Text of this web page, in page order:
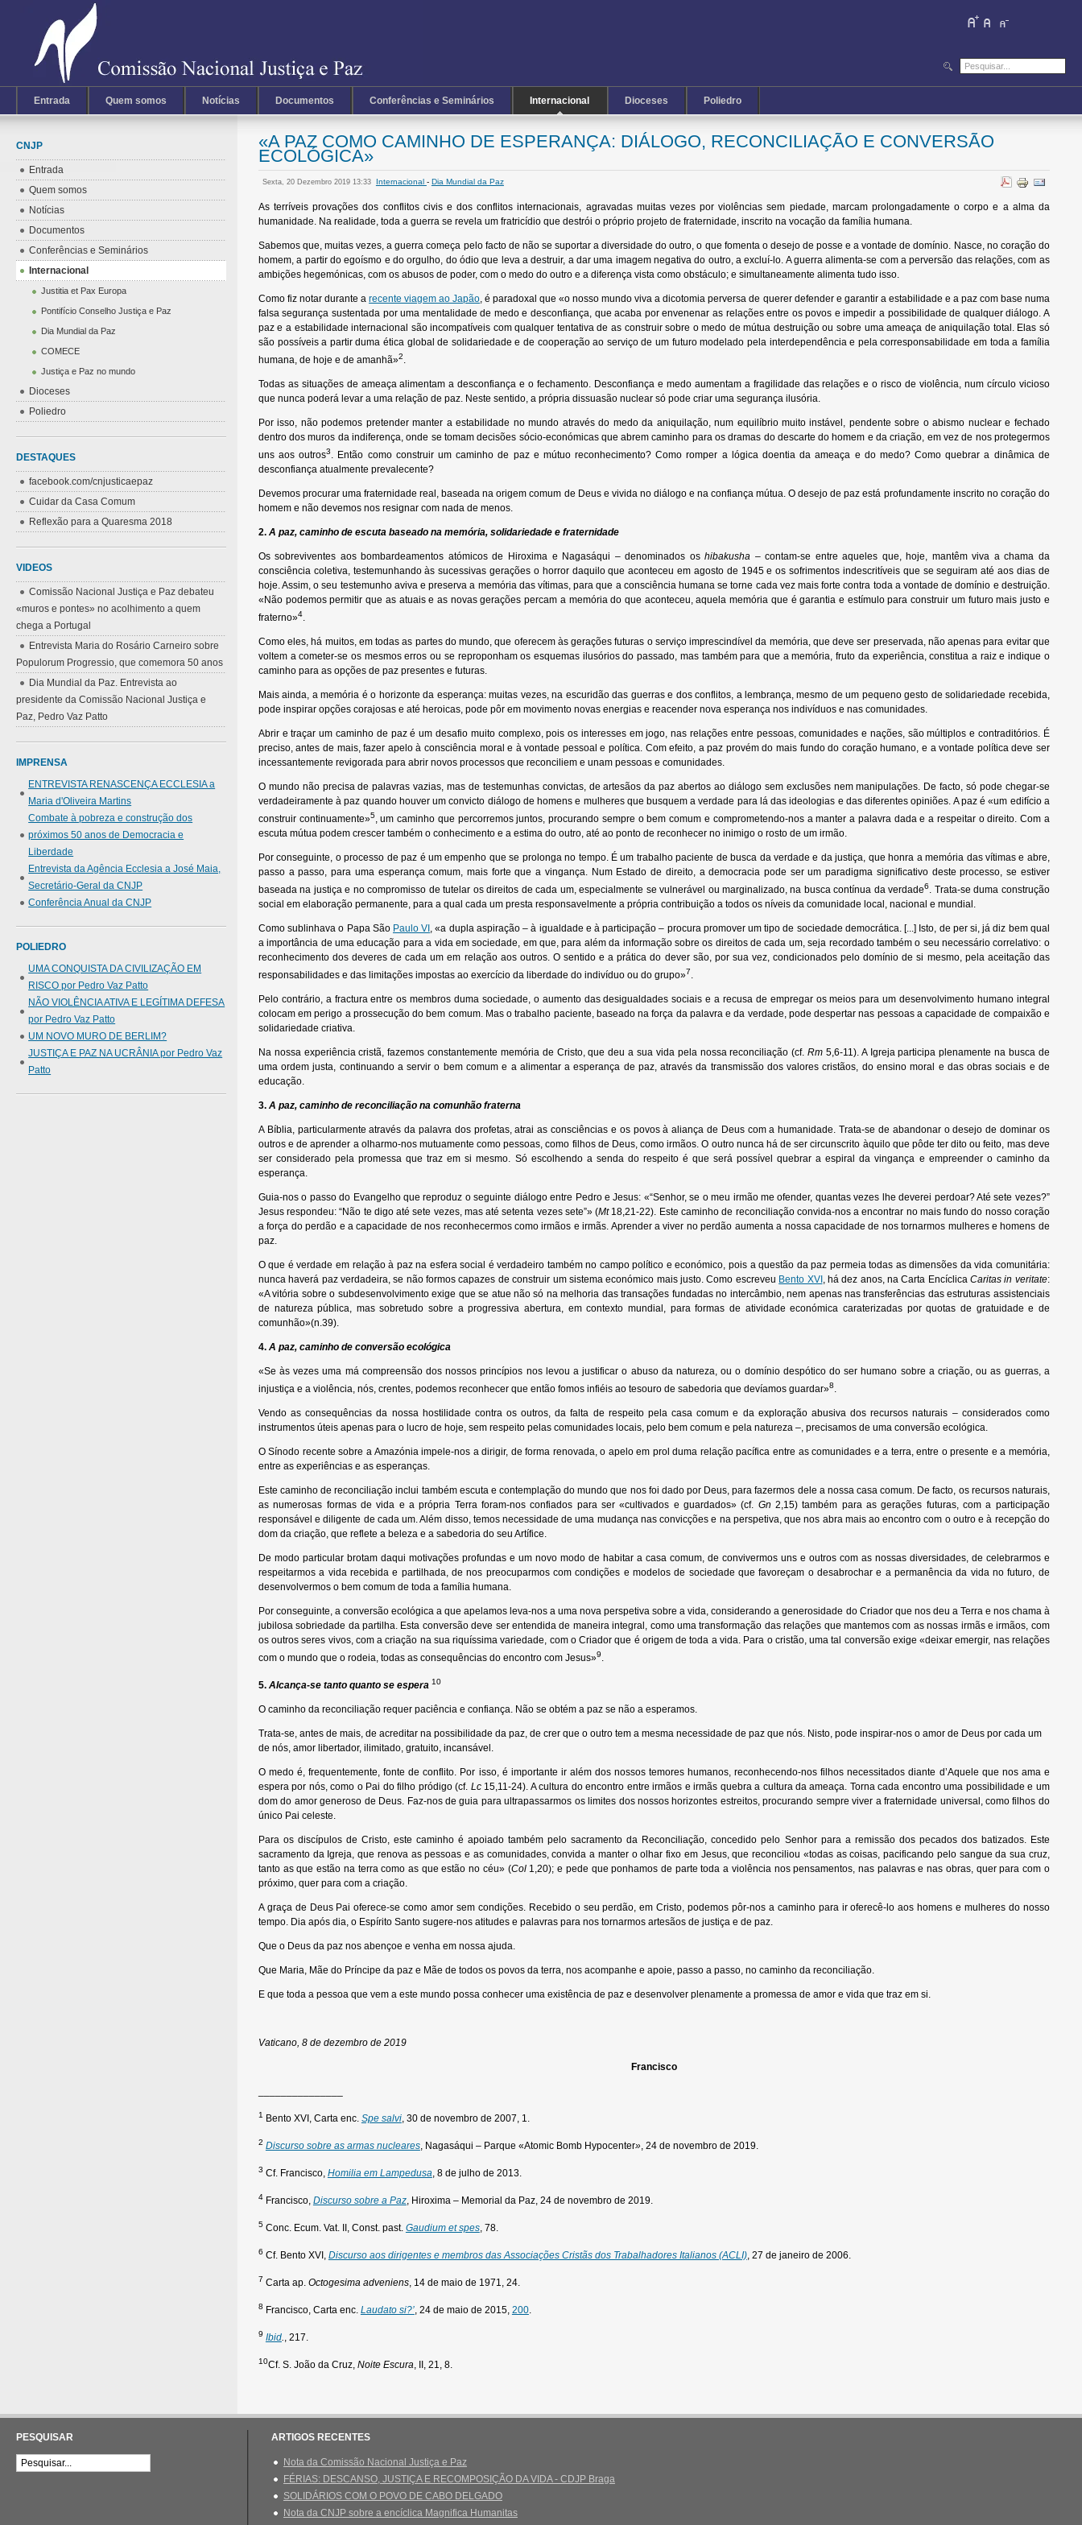
Entrada Quem somos Notícias Documentos Conferências e Seminários Internacional Dioceses Poliedro
«A PAZ COMO CAMINHO DE ESPERANÇA: DIÁLOGO, RECONCILIAÇÃO E CONVERSÃO
ECOLÓGICA»
Sexta, 20 Dezembro 2019 13:33 Internacional - Dia Mundial da Paz
As terríveis provações dos conflitos civis e dos conflitos internacionais, agravadas muitas vezes por violências sem piedade, marcam prolongadamente o corpo e a alma da
humanidade. Na realidade, toda a guerra se revela um fratricídio que destrói o próprio projeto de fraternidade, inscrito na vocação da família humana.
Sabemos que, muitas vezes, a guerra começa pelo facto de não se suportar a diversidade do outro, o que fomenta o desejo de posse e a vontade de domínio. Nasce, no coração do
homem, a partir do egoísmo e do orgulho, do ódio que leva a destruir, a dar uma imagem negativa do outro, a excluí-lo. A guerra alimenta-se com a perversão das relações, com as
ambições hegemónicas, com os abusos de poder, com o medo do outro e a diferença vista como obstáculo; e simultaneamente alimenta tudo isso.
Como fiz notar durante arecente viagem ao Japão, é paradoxal que «o nosso mundo viva a dicotomia perversa de querer defender e garantir a estabilidade e a paz com base numa
falsa segurança sustentada por uma mentalidade de medo e desconfiança, que acaba por envenenar as relações entre os povos e impedir a possibilidade de qualquer diálogo. A
paz e a estabilidade internacional são incompatíveis com qualquer tentativa de as construir sobre o medo de mútua destruição ou sobre uma ameaça de aniquilação total. Elas só
são possíveis a partir duma ética global de solidariedade e de cooperação ao serviço de um futuro modelado pela interdependência e pela corresponsabilidade em toda a família
humana, de hoje e de amanhã»2.
Todas as situações de ameaça alimentam a desconfiança e o fechamento. Desconfiança e medo aumentam a fragilidade das relações e o risco de violência, num círculo vicioso
que nunca poderá levar a uma relação de paz. Neste sentido, a própria dissuasão nuclear só pode criar uma segurança ilusória.
Por isso, não podemos pretender manter a estabilidade no mundo através do medo da aniquilação, num equilíbrio muito instável, pendente sobre o abismo nuclear e fechado
dentro dos muros da indiferença, onde se tomam decisões sócio-económicas que abrem caminho para os dramas do descarte do homem e da criação, em vez de nos protegermos
uns aos outros3. Então como construir um caminho de paz e mútuo reconhecimento? Como romper a lógica doentia da ameaça e do medo? Como quebrar a dinâmica de
desconfiança atualmente prevalecente?
Devemos procurar uma fraternidade real, baseada na origem comum de Deus e vivida no diálogo e na confiança mútua. O desejo de paz está profundamente inscrito no coração do
homem e não devemos nos resignar com nada de menos.
2. A paz, caminho de escuta baseado na memória, solidariedade e fraternidade
Os sobreviventes aos bombardeamentos atómicos de Hiroxima e Nagasáqui – denominados oshibakusha – contam-se entre aqueles que, hoje, mantêm viva a chama da
consciência coletiva, testemunhando às sucessivas gerações o horror daquilo que aconteceu em agosto de 1945 e os sofrimentos indescritíveis que se seguiram até aos dias de
hoje. Assim, o seu testemunho aviva e preserva a memória das vítimas, para que a consciência humana se torne cada vez mais forte contra toda a vontade de domínio e destruição.
«Não podemos permitir que as atuais e as novas gerações percam a memória do que aconteceu, aquela memória que é garantia e estímulo para construir um futuro mais justo e
fraterno»4.
Como eles, há muitos, em todas as partes do mundo, que oferecem às gerações futuras o serviço imprescindível da memória, que deve ser preservada, não apenas para evitar que
voltem a cometer-se os mesmos erros ou se reproponham os esquemas ilusórios do passado, mas também para que a memória, fruto da experiência, constitua a raiz e indique o
caminho para as opções de paz presentes e futuras.
Mais ainda, a memória é o horizonte da esperança: muitas vezes, na escuridão das guerras e dos conflitos, a lembrança, mesmo de um pequeno gesto de solidariedade recebida,
pode inspirar opções corajosas e até heroicas, pode pôr em movimento novas energias e reacender nova esperança nos indivíduos e nas comunidades.
Abrir e traçar um caminho de paz é um desafio muito complexo, pois os interesses em jogo, nas relações entre pessoas, comunidades e nações, são múltiplos e contraditórios. É
preciso, antes de mais, fazer apelo à consciência moral e à vontade pessoal e política. Com efeito, a paz provém do mais fundo do coração humano, e a vontade política deve ser
incessantemente revigorada para abrir novos processos que reconciliem e unam pessoas e comunidades.
O mundo não precisa de palavras vazias, mas de testemunhas convictas, de artesãos da paz abertos ao diálogo sem exclusões nem manipulações. De facto, só pode chegar-se
verdadeiramente à paz quando houver um convicto diálogo de homens e mulheres que busquem a verdade para lá das ideologias e das diferentes opiniões. A paz é «um edifício a
construir continuamente»5, um caminho que percorremos juntos, procurando sempre o bem comum e comprometendo-nos a manter a palavra dada e a respeitar o direito. Com a
escuta mútua podem crescer também o conhecimento e a estima do outro, até ao ponto de reconhecer no inimigo o rosto de um irmão.
Por conseguinte, o processo de paz é um empenho que se prolonga no tempo. É um trabalho paciente de busca da verdade e da justiça, que honra a memória das vítimas e abre,
passo a passo, para uma esperança comum, mais forte que a vingança. Num Estado de direito, a democracia pode ser um paradigma significativo deste processo, se estiver
baseada na justiça e no compromisso de tutelar os direitos de cada um, especialmente se vulnerável ou marginalizado, na busca contínua da verdade6. Trata-se duma construção
social em elaboração permanente, para a qual cada um presta responsavelmente a própria contribuição a todos os níveis da comunidade local, nacional e mundial.
Como sublinhava o Papa São Paulo VI , «a dupla aspiração – à igualdade e à participação – procura promover um tipo de sociedade democrática. [...] Isto, de per si, já diz bem qual
a importância de uma educação para a vida em sociedade, em que, para além da informação sobre os direitos de cada um, seja recordado também o seu necessário correlativo: o
reconhecimento dos deveres de cada um em relação aos outros. O sentido e a prática do dever são, por sua vez, condicionados pelo domínio de si mesmo, pela aceitação das
responsabilidades e das limitações impostas ao exercício da liberdade do indivíduo ou do grupo»7.
Pelo contrário, a fractura entre os membros duma sociedade, o aumento das desigualdades sociais e a recusa de empregar os meios para um desenvolvimento humano integral
colocam em perigo a prossecução do bem comum. Mas o trabalho paciente, baseado na força da palavra e da verdade, pode despertar nas pessoas a capacidade de compaixão e
solidariedade criativa.
Na nossa experiência cristã, fazemos constantemente memória de Cristo, que deu a sua vida pela nossa reconciliação (cf.Rm 5,6-11). A Igreja participa plenamente na busca de
uma ordem justa, continuando a servir o bem comum e a alimentar a esperança de paz, através da transmissão dos valores cristãos, do ensino moral e das obras sociais e de
educação.
3. A paz, caminho de reconciliação na comunhão fraterna
A Bíblia, particularmente através da palavra dos profetas, atrai as consciências e os povos à aliança de Deus com a humanidade. Trata-se de abandonar o desejo de dominar os
outros e de aprender a olharmo-nos mutuamente como pessoas, como filhos de Deus, como irmãos. O outro nunca há de ser circunscrito àquilo que pôde ter dito ou feito, mas deve
ser considerado pela promessa que traz em si mesmo. Só escolhendo a senda do respeito é que será possível quebrar a espiral da vingança e empreender o caminho da
esperança.
Guia-nos o passo do Evangelho que reproduz o seguinte diálogo entre Pedro e Jesus: «“Senhor, se o meu irmão me ofender, quantas vezes lhe deverei perdoar? Até sete vezes?”
Jesus respondeu: “Não te digo até sete vezes, mas até setenta vezes sete”» (Mt18,21-22). Este caminho de reconciliação convida-nos a encontrar no mais fundo do nosso coração
a força do perdão e a capacidade de nos reconhecermos como irmãos e irmãs. Aprender a viver no perdão aumenta a nossa capacidade de nos tornarmos mulheres e homens de
paz.
O que é verdade em relação à paz na esfera social é verdadeiro também no campo político e económico, pois a questão da paz permeia todas as dimensões da vida comunitária:
nunca haverá paz verdadeira, se não formos capazes de construir um sistema económico mais justo. Como escreveu Bento XVI , há dez anos, na Carta EncíclicaCaritas in veritate:
«A vitória sobre o subdesenvolvimento exige que se atue não só na melhoria das transações fundadas no intercâmbio, nem apenas nas transferências das estruturas assistenciais
de natureza pública, mas sobretudo sobre a progressiva abertura, em contexto mundial, para formas de atividade económica caraterizadas por quotas de gratuidade e de
comunhão»(n.39).
4. A paz, caminho de conversão ecológica
«Se às vezes uma má compreensão dos nossos princípios nos levou a justificar o abuso da natureza, ou o domínio despótico do ser humano sobre a criação, ou as guerras, a
injustiça e a violência, nós, crentes, podemos reconhecer que então fomos infiéis ao tesouro de sabedoria que devíamos guardar»8.
Vendo as consequências da nossa hostilidade contra os outros, da falta de respeito pela casa comum e da exploração abusiva dos recursos naturais – considerados como
instrumentos úteis apenas para o lucro de hoje, sem respeito pelas comunidades locais, pelo bem comum e pela natureza –, precisamos de uma conversão ecológica.
O Sínodo recente sobre a Amazónia impele-nos a dirigir, de forma renovada, o apelo em prol duma relação pacífica entre as comunidades e a terra, entre o presente e a memória,
entre as experiências e as esperanças.
Este caminho de reconciliação inclui também escuta e contemplação do mundo que nos foi dado por Deus, para fazermos dele a nossa casa comum. De facto, os recursos naturais,
as numerosas formas de vida e a própria Terra foram-nos confiados para ser «cultivados e guardados» (cf. Gn 2,15) também para as gerações futuras, com a participação
responsável e diligente de cada um. Além disso, temos necessidade de uma mudança nas convicções e na perspetiva, que nos abra mais ao encontro com o outro e à recepção do
dom da criação, que reflete a beleza e a sabedoria do seu Artífice.
De modo particular brotam daqui motivações profundas e um novo modo de habitar a casa comum, de convivermos uns e outros com as nossas diversidades, de celebrarmos e
respeitarmos a vida recebida e partilhada, de nos preocuparmos com condições e modelos de sociedade que favoreçam o desabrochar e a permanência da vida no futuro, de
desenvolvermos o bem comum de toda a família humana.
Por conseguinte, a conversão ecológica a que apelamos leva-nos a uma nova perspetiva sobre a vida, considerando a generosidade do Criador que nos deu a Terra e nos chama à
jubilosa sobriedade da partilha. Esta conversão deve ser entendida de maneira integral, como uma transformação das relações que mantemos com as nossas irmãs e irmãos, com
os outros seres vivos, com a criação na sua riquíssima variedade, com o Criador que é origem de toda a vida. Para o cristão, uma tal conversão exige «deixar emergir, nas relações
com o mundo que o rodeia, todas as consequências do encontro com Jesus»9.
5. Alcança-se tanto quanto se espera 10
O caminho da reconciliação requer paciência e confiança. Não se obtém a paz se não a esperamos.
Trata-se, antes de mais, de acreditar na possibilidade da paz, de crer que o outro tem a mesma necessidade de paz que nós. Nisto, pode inspirar-nos o amor de Deus por cada um
de nós, amor libertador, ilimitado, gratuito, incansável.
O medo é, frequentemente, fonte de conflito. Por isso, é importante ir além dos nossos temores humanos, reconhecendo-nos filhos necessitados diante d’Aquele que nos ama e
espera por nós, como o Pai do filho pródigo (cf. Lc15,11-24). A cultura do encontro entre irmãos e irmãs quebra a cultura da ameaça. Torna cada encontro uma possibilidade e um
dom do amor generoso de Deus. Faz-nos de guia para ultrapassarmos os limites dos nossos horizontes estreitos, procurando sempre viver a fraternidade universal, como filhos do
único Pai celeste.
Para os discípulos de Cristo, este caminho é apoiado também pelo sacramento da Reconciliação, concedido pelo Senhor para a remissão dos pecados dos batizados. Este
sacramento da Igreja, que renova as pessoas e as comunidades, convida a manter o olhar fixo em Jesus, que reconciliou «todas as coisas, pacificando pelo sangue da sua cruz,
tanto as que estão na terra como as que estão no céu» (Col1,20); e pede que ponhamos de parte toda a violência nos pensamentos, nas palavras e nas obras, quer para com o
próximo, quer para com a criação.
A graça de Deus Pai oferece-se como amor sem condições. Recebido o seu perdão, em Cristo, podemos pôr-nos a caminho para ir oferecê-lo aos homens e mulheres do nosso
tempo. Dia após dia, o Espírito Santo sugere-nos atitudes e palavras para nos tornarmos artesãos de justiça e de paz.
Que o Deus da paz nos abençoe e venha em nossa ajuda.
Que Maria, Mãe do Príncipe da paz e Mãe de todos os povos da terra, nos acompanhe e apoie, passo a passo, no caminho da reconciliação.
E que toda a pessoa que vem a este mundo possa conhecer uma existência de paz e desenvolver plenamente a promessa de amor e vida que traz em si.
Vaticano, 8 de dezembro de 2019
Francisco
1 Bento XVI, Carta enc. Spe salvi, 30 de novembro de 2007, 1.
2 Discurso sobre as armas nucleares, Nagasáqui – Parque «Atomic Bomb Hypocenter», 24 de novembro de 2019.
3 Cf. Francisco, Homilia em Lampedusa, 8 de julho de 2013.
4Francisco, Discurso sobre a Paz, Hiroxima – Memorial da Paz, 24 de novembro de 2019.
5Conc. Ecum. Vat. II, Const. past. Gaudium et spes, 78.
6 Cf. Bento XVI, Discurso aos dirigentes e membros das Associações Cristãs dos Trabalhadores Italianos (ACLI), 27 de janeiro de 2006.
7 Carta ap. Octogesima adveniens, 14 de maio de 1971, 24.
8 Francisco, Carta enc. Laudato si?’, 24 de maio de 2015, 200.
9 Ibid., 217.
10Cf. S. João da Cruz, Noite Escura, II, 21, 8.
CNJP
Entrada
Quem somos
Notícias
Documentos
Conferências e Seminários
Internacional
Justitia et Pax Europa
Pontifício Conselho Justiça e Paz
Dia Mundial da Paz
COMECE
Justiça e Paz no mundo
Dioceses
Poliedro
DESTAQUES
facebook.com/cnjusticaepaz
Cuidar da Casa Comum
Reflexão para a Quaresma 2018
VIDEOS
Comissão Nacional Justiça e Paz debateu
«muros e pontes» no acolhimento a quem
chega a Portugal
Entrevista Maria do Rosário Carneiro sobre
Populorum Progressio, que comemora 50 anos
Dia Mundial da Paz. Entrevista ao
presidente da Comissão Nacional Justiça e
Paz, Pedro Vaz Patto
IMPRENSA
ENTREVISTA RENASCENÇA ECCLESIA a
Maria d'Oliveira Martins
Combate à pobreza e construção dos
próximos 50 anos de Democracia e
Liberdade
Entrevista da Agência Ecclesia a José Maia,
Secretário-Geral da CNJP
Conferência Anual da CNJP
POLIEDRO
UMA CONQUISTA DA CIVILIZAÇÃO EM
RISCO por Pedro Vaz Patto
NÃO VIOLÊNCIA ATIVA E LEGÍTIMA DEFESA
por Pedro Vaz Patto
UM NOVO MURO DE BERLIM?
JUSTIÇA E PAZ NA UCRÂNIA por Pedro Vaz
Patto
PESQUISAR ARTIGOS RECENTES
Nota da Comissão Nacional Justiça e Paz
FÉRIAS: DESCANSO, JUSTIÇA E RECOMPOSIÇÃO DA VIDA - CDJP Braga
SOLIDÁRIOS COM O POVO DE CABO DELGADO
Nota da CNJP sobre a encíclica Magnifica Humanitas